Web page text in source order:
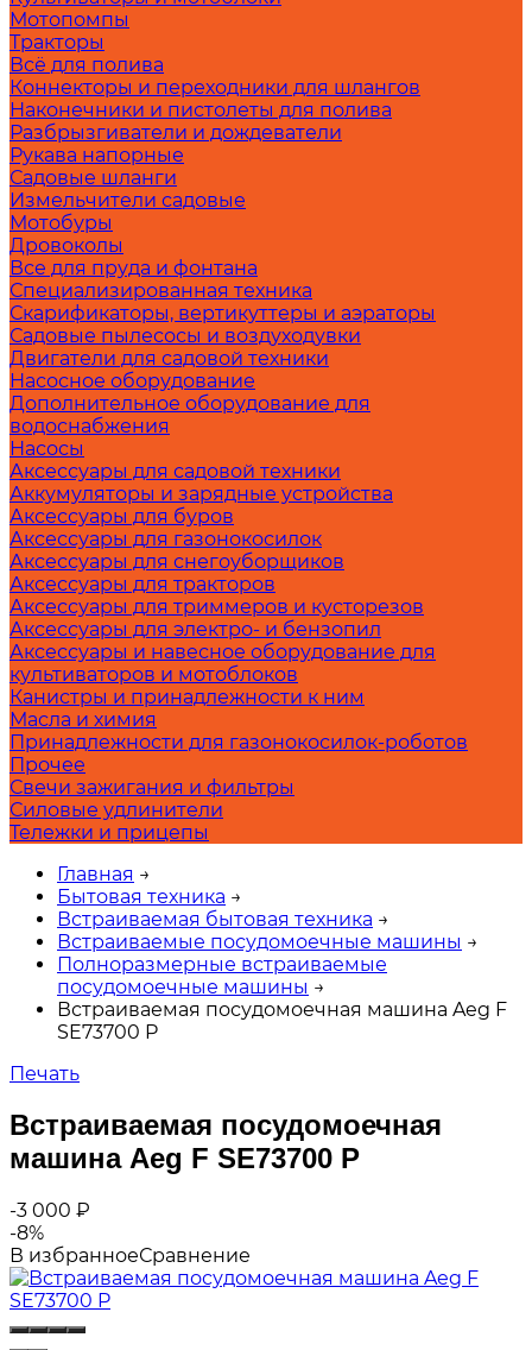
Мотопомпы
Тракторы
Всё для полива
Коннекторы и переходники для шлангов
Наконечники и пистолеты для полива
Разбрызгиватели и дождеватели
Рукава напорные
Садовые шланги
Измельчители садовые
Мотобуры
Дровоколы
Все для пруда и фонтана
Специализированная техника
Скарификаторы, вертикуттеры и аэраторы
Садовые пылесосы и воздуходувки
Двигатели для садовой техники
Насосное оборудование
Дополнительное оборудование для
водоснабжения
Насосы
Аксессуары для садовой техники
Аккумуляторы и зарядные устройства
Аксессуары для буров
Аксессуары для газонокосилок
Аксессуары для снегоуборщиков
Аксессуары для тракторов
Аксессуары для триммеров и кусторезов
Аксессуары для электро- и бензопил
Аксессуары и навесное оборудование для
культиваторов и мотоблоков
Канистры и принадлежности к ним
Масла и химия
Принадлежности для газонокосилок-роботов
Прочее
Свечи зажигания и фильтры
Силовые удлинители
Тележки и прицепы
Главная →
Бытовая техника →
Встраиваемая бытовая техника →
Встраиваемые посудомоечные машины →
Полноразмерные встраиваемые
посудомоечные машины →
Встраиваемая посудомоечная машина Aeg F
SE73700 P
Печать
Встраиваемая посудомоечная
машина Aeg F SE73700 P
-3 000 ₽
-8%
В избранноеСравнение